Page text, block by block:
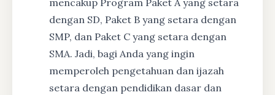
mencakup Program Paket A yang setara
dengan SD, Paket B yang setara dengan
SMP, dan Paket C yang setara dengan
SMA. Jadi, bagi Anda yang ingin
memperoleh pengetahuan dan ijazah
setara dengan pendidikan dasar dan